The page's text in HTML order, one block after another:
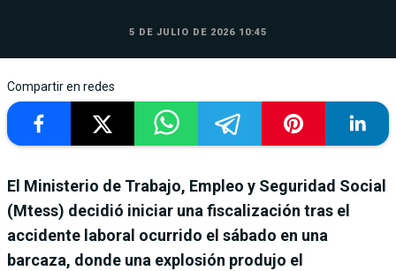
5 DE JULIO DE 2026 10:45
Compartir en redes
El Ministerio de Trabajo, Empleo y Seguridad Social
(Mtess) decidió iniciar una fiscalización tras el
accidente laboral ocurrido el sábado en una
barcaza, donde una explosión produjo el